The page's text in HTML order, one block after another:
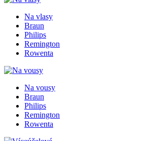
Na vlasy
Braun
Philips
Remington
Rowenta
Na vousy
Braun
Philips
Remington
Rowenta